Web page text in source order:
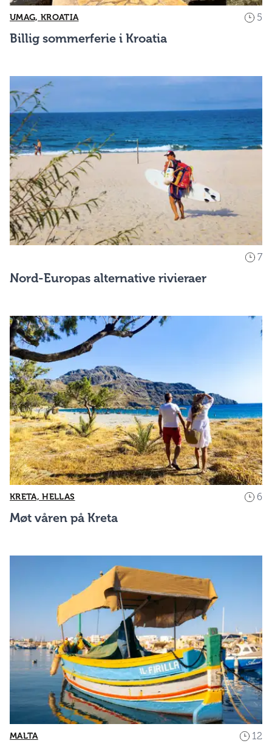
UMAG, KROATIA 5
Billig sommerferie i Kroatia
7
Nord-Europas alternative rivieraer
KRETA, HELLAS 6
Møt våren på Kreta
MALTA 12